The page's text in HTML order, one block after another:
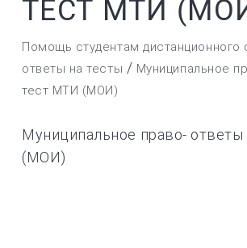
с тачскрином,
ТЕСТ МТИ
Помощь студентам дистанционного
ответы на тесты / Муниципальное
тест МТИ (МОИ)
Муниципальное право-
(МОИ)